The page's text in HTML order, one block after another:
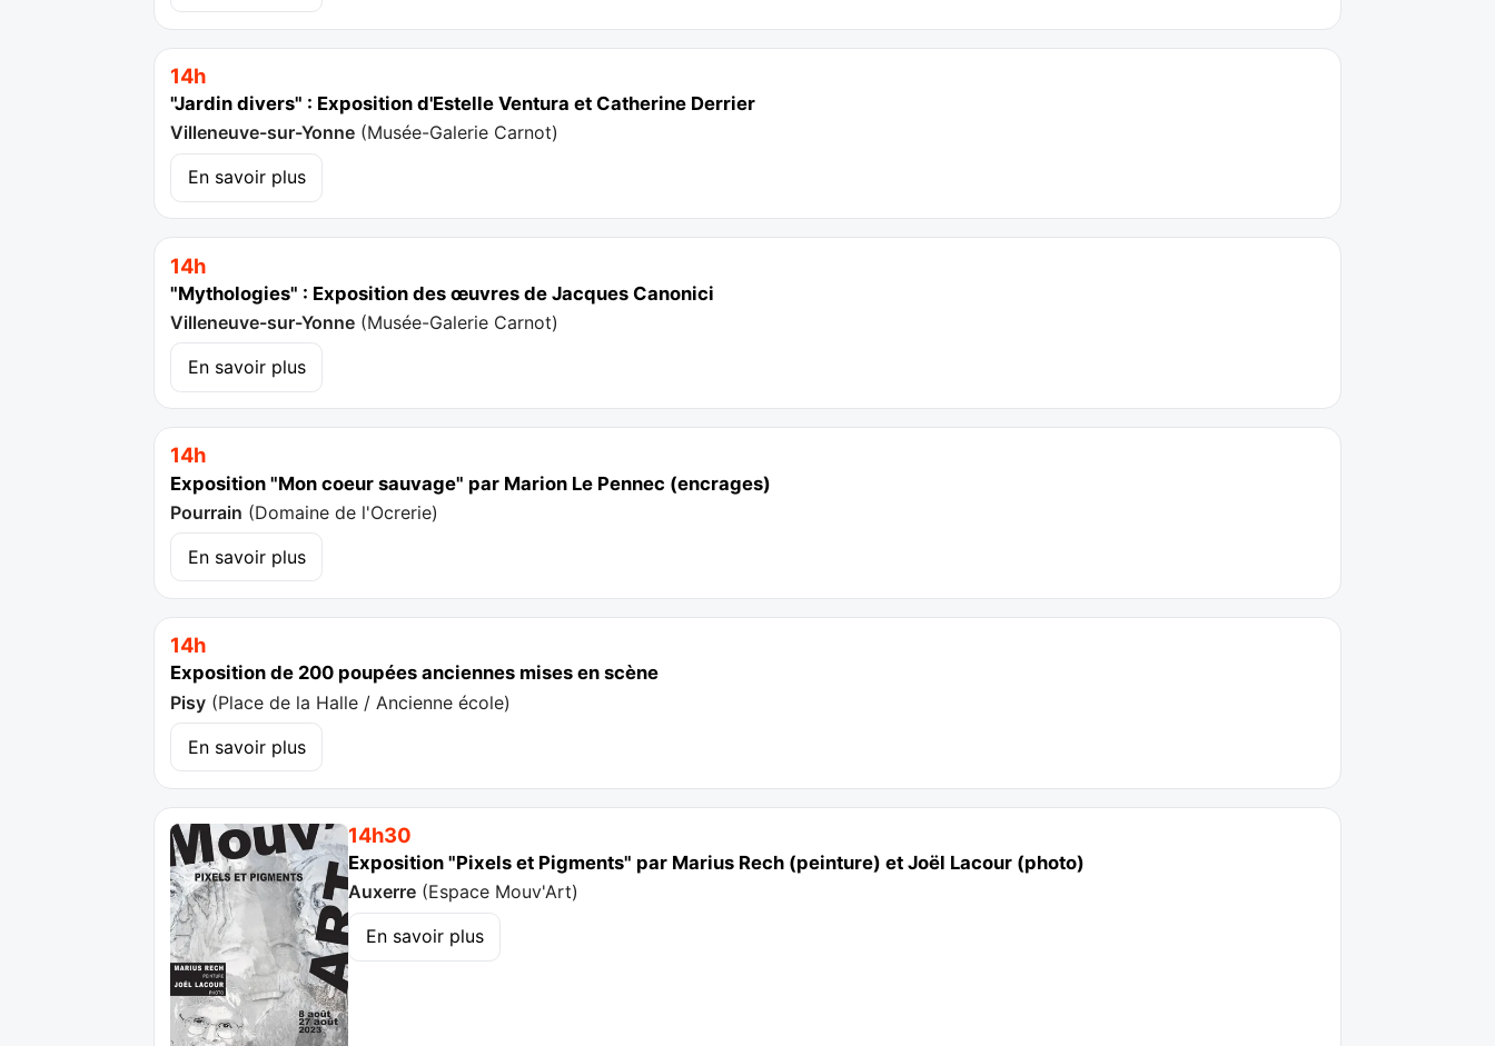
14h
"Jardin divers" : Exposition d'Estelle Ventura et Catherine Derrier
Villeneuve-sur-Yonne (Musée-Galerie Carnot)
En savoir plus
14h
"Mythologies" : Exposition des œuvres de Jacques Canonici
Villeneuve-sur-Yonne (Musée-Galerie Carnot)
En savoir plus
14h
Exposition "Mon coeur sauvage" par Marion Le Pennec (encrages)
Pourrain (Domaine de l'Ocrerie)
En savoir plus
14h
Exposition de 200 poupées anciennes mises en scène
Pisy (Place de la Halle / Ancienne école)
En savoir plus
14h30
Exposition "Pixels et Pigments" par Marius Rech (peinture) et Joël Lacour (photo)
Auxerre (Espace Mouv'Art)
En savoir plus